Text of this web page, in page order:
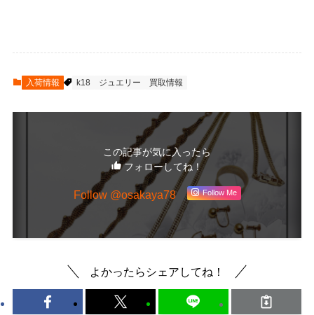
入荷情報 k18 ジュエリー 買取情報
この記事が気に入ったら
フォローしてね！
Follow @osakaya78 Follow Me
よかったらシェアしてね！